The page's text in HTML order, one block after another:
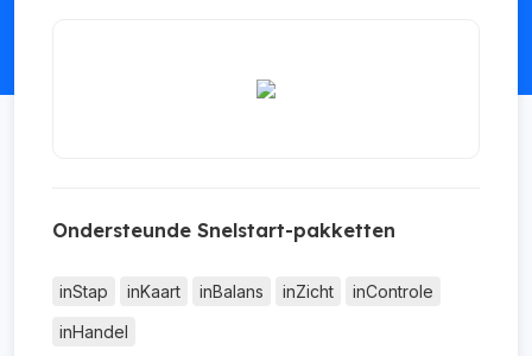
Ondersteunde Snelstart-pakketten
inStap inKaart inBalans inZicht
inControle
inHandel